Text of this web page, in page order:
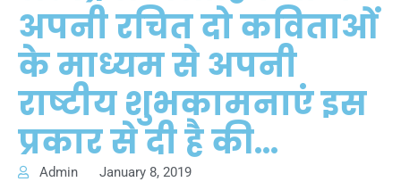
अपनी रचित दो कविताओं
के माध्यम से अपनी
राष्टीय शुभकामनाएं इस
प्रकार से दी है की…
Admin
January 8, 2019